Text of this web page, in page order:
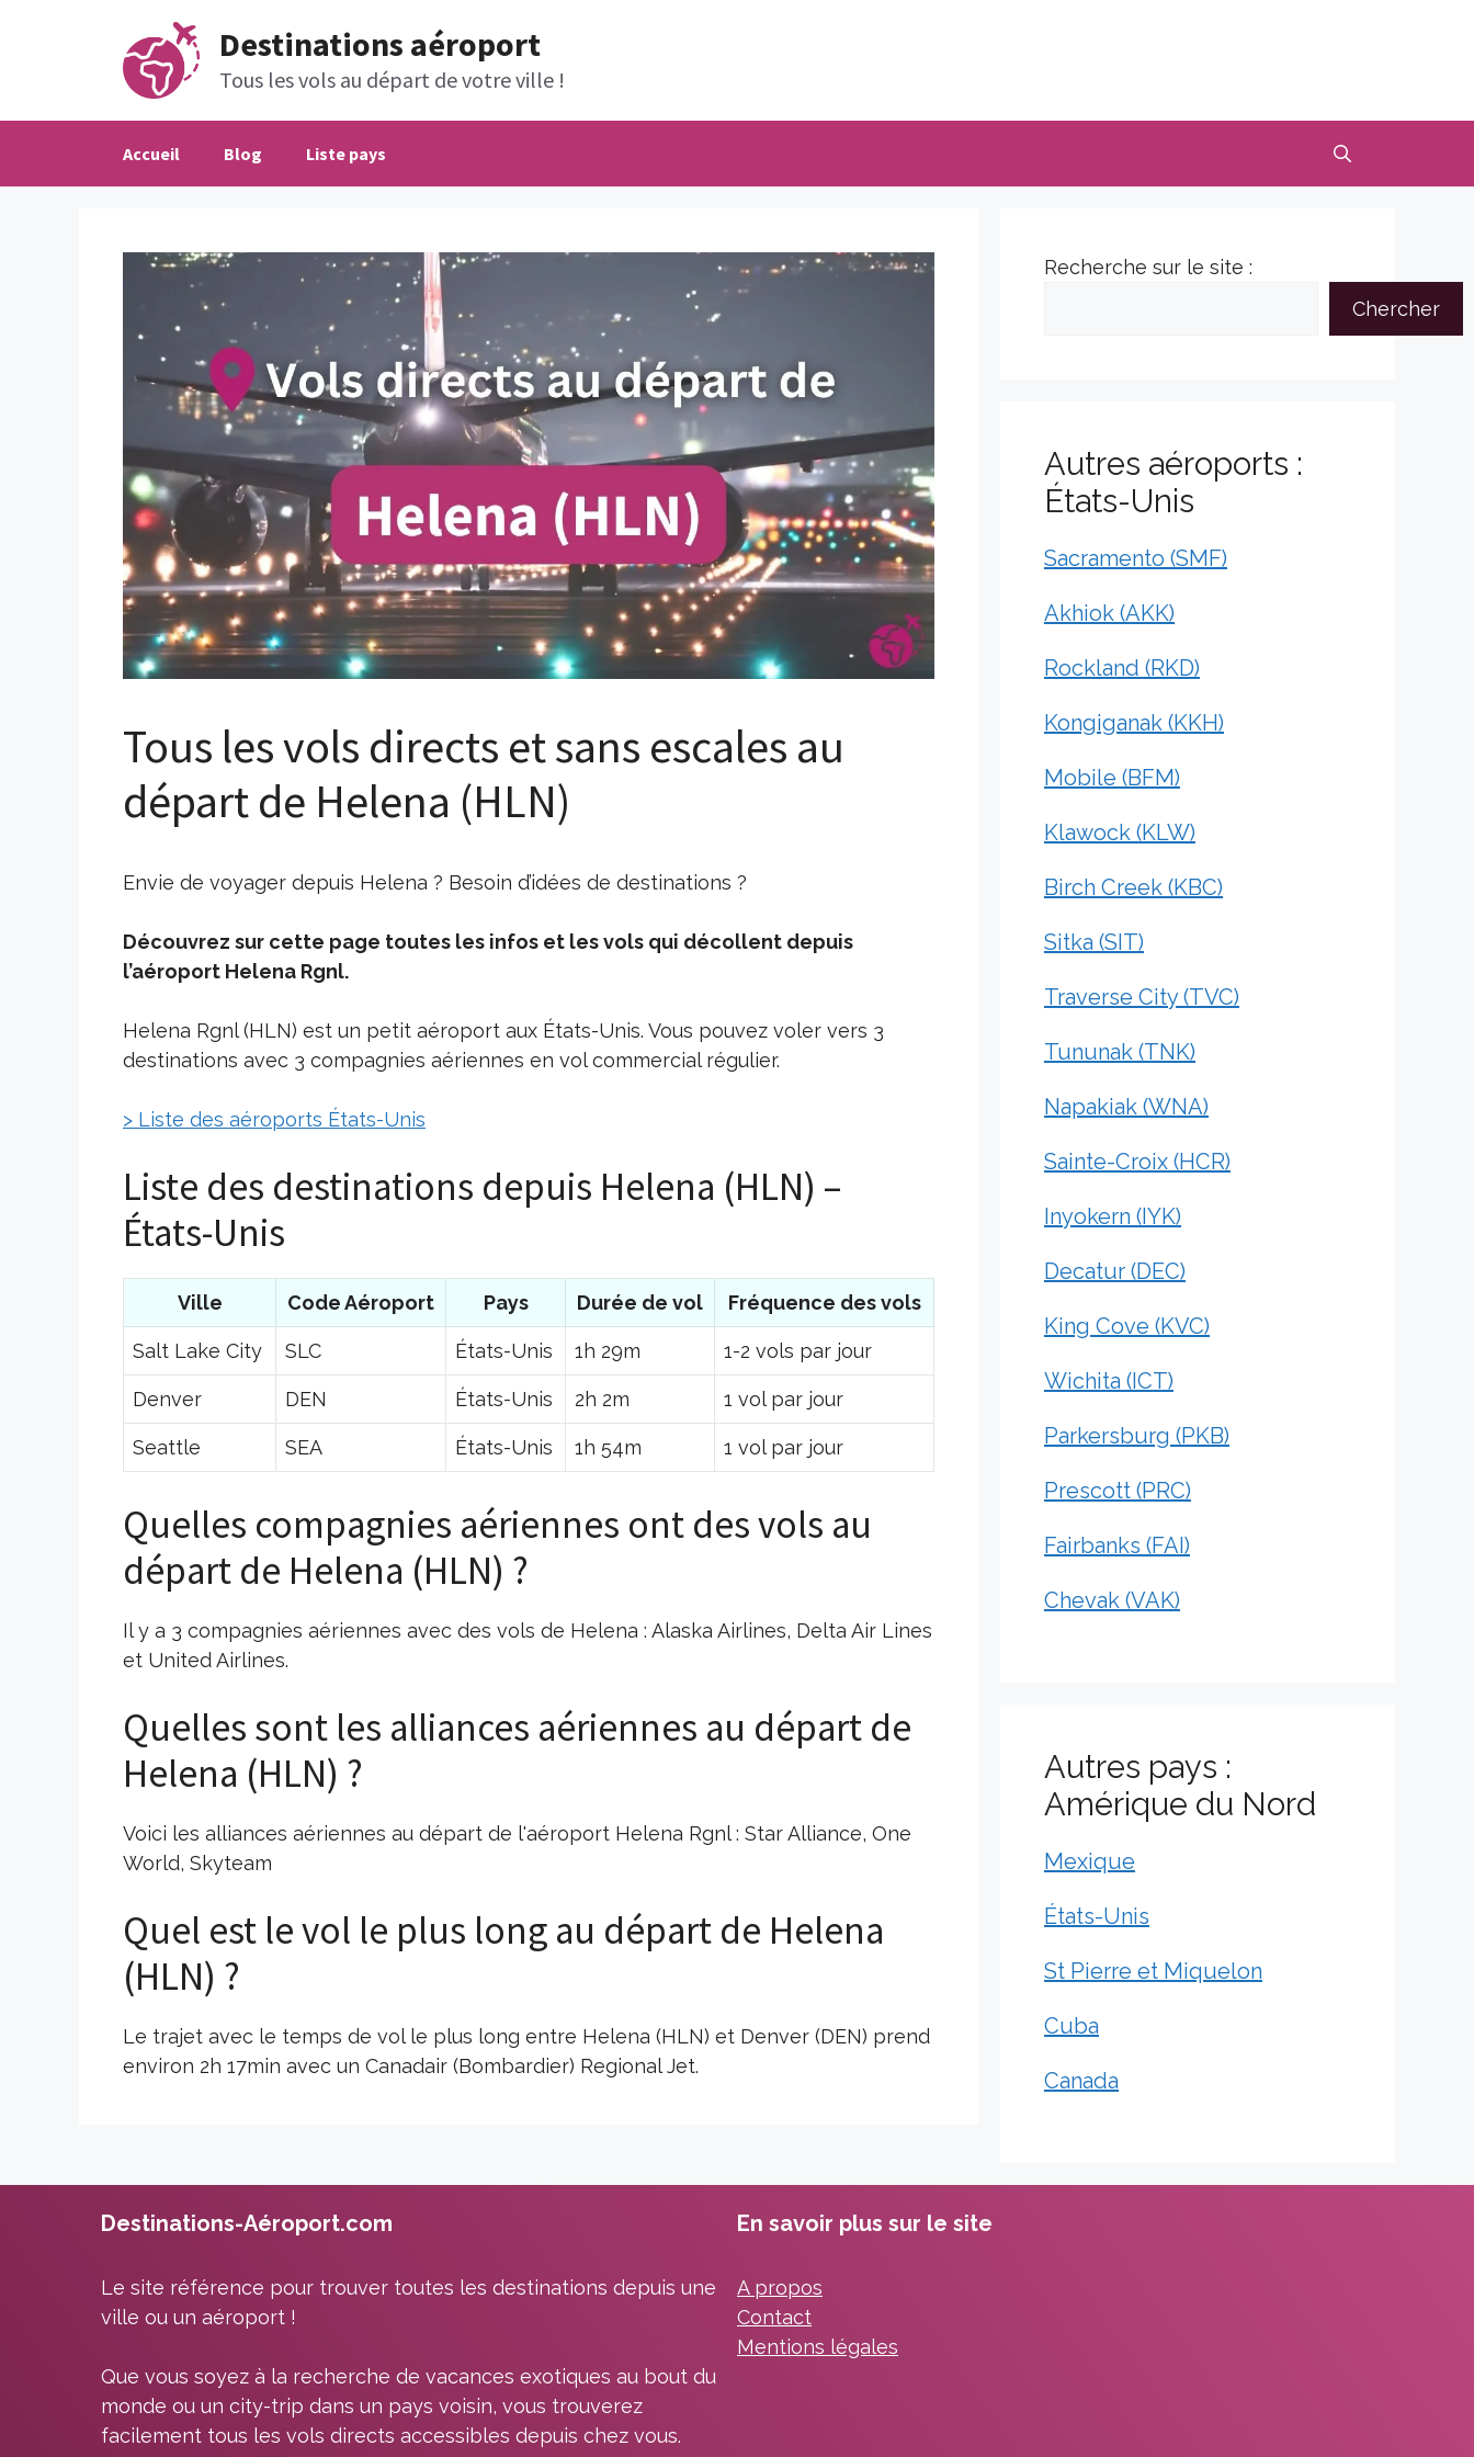
Destinations aéroport
Tous les vols au départ de votre ville !
Accueil Blog Liste pays
Tous les vols directs et sans escales au
départ de Helena (HLN)
Envie de voyager depuis Helena ? Besoin d’idées de destinations ?
Découvrez sur cette page toutes les infos et les vols qui décollent depuis
l’aéroport Helena Rgnl.
Helena Rgnl (HLN) est un petit aéroport aux États-Unis. Vous pouvez voler vers 3
destinations avec 3 compagnies aériennes en vol commercial régulier.
> Liste des aéroports États-Unis
Liste des destinations depuis Helena (HLN) –
États-Unis
Ville Code Aéroport Pays Durée de vol Fréquence des vols
Salt Lake City SLC États-Unis 1h 29m 1-2 vols par jour
Denver DEN États-Unis 2h 2m 1 vol par jour
Seattle SEA États-Unis 1h 54m 1 vol par jour
Quelles compagnies aériennes ont des vols au
départ de Helena (HLN) ?
Il y a 3 compagnies aériennes avec des vols de Helena : Alaska Airlines, Delta Air Lines
et United Airlines.
Quelles sont les alliances aériennes au départ de
Helena (HLN) ?
Voici les alliances aériennes au départ de l'aéroport Helena Rgnl : Star Alliance, One
World, Skyteam
Quel est le vol le plus long au départ de Helena
(HLN) ?
Le trajet avec le temps de vol le plus long entre Helena (HLN) et Denver (DEN) prend
environ 2h 17min avec un Canadair (Bombardier) Regional Jet.
Recherche sur le site :
Chercher
Autres aéroports :
États-Unis
Sacramento (SMF)
Akhiok (AKK)
Rockland (RKD)
Kongiganak (KKH)
Mobile (BFM)
Klawock (KLW)
Birch Creek (KBC)
Sitka (SIT)
Traverse City (TVC)
Tununak (TNK)
Napakiak (WNA)
Sainte-Croix (HCR)
Inyokern (IYK)
Decatur (DEC)
King Cove (KVC)
Wichita (ICT)
Parkersburg (PKB)
Prescott (PRC)
Fairbanks (FAI)
Chevak (VAK)
Autres pays :
Amérique du Nord
Mexique
États-Unis
St Pierre et Miquelon
Cuba
Canada
Destinations-Aéroport.com
Le site référence pour trouver toutes les destinations depuis une
ville ou un aéroport !
Que vous soyez à la recherche de vacances exotiques au bout du
monde ou un city-trip dans un pays voisin, vous trouverez
facilement tous les vols directs accessibles depuis chez vous.
En savoir plus sur le site
A propos
Contact
Mentions légales